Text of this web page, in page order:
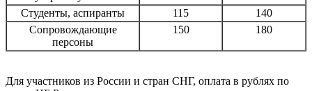
Студенты, аспиранты
115
140
Сопровождающие
персоны
150 180
Для участников из России и стран СНГ, оплата в рублях по